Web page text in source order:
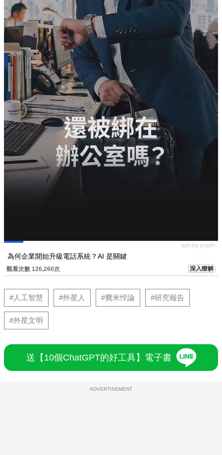
ads by popIn
為何企業開始升級電話系統？AI 是關鍵
觀看次數 126,260次 深入瞭解
#人工智慧 #外星人 #費米悖論 #研究報告
#外星文明
送【10個ChatGPT的好工具】電子書
ADVERTISEMENT